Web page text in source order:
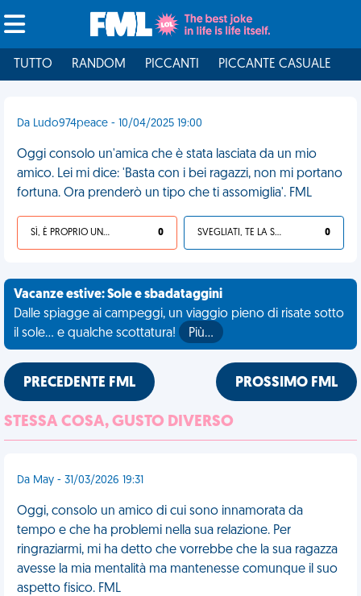
TUTTO RANDOM PICCANTI PICCANTE CASUALE
Da Ludo974peace - 10/04/2025 19:00
Oggi consolo un'amica che è stata lasciata da un mio
amico. Lei mi dice: 'Basta con i bei ragazzi, non mi portano
fortuna. Ora prenderò un tipo che ti assomiglia'. FML
SÌ, È PROPRIO UNA VDM! 0 SVEGLIATI, TE LA SEI CERCATA! 0
Vacanze estive: Sole e sbadataggini
Dalle spiagge ai campeggi, un viaggio pieno di risate sotto
il sole... e qualche scottatura!
Più…
PRECEDENTE FML PROSSIMO FML
STESSA COSA, GUSTO DIVERSO
Da May - 31/03/2026 19:31
Oggi, consolo un amico di cui sono innamorata da
tempo e che ha problemi nella sua relazione. Per
ringraziarmi, mi ha detto che vorrebbe che la sua ragazza
avesse la mia mentalità ma mantenesse comunque il suo
aspetto fisico. FML